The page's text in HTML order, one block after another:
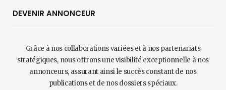
DEVENIR ANNONCEUR
Grâce à nos collaborations variées et à nos partenariats
stratégiques, nous offrons une visibilité exceptionnelle à nos
annonceurs, assurant ainsi le succès constant de nos
publications et de nos dossiers spéciaux.